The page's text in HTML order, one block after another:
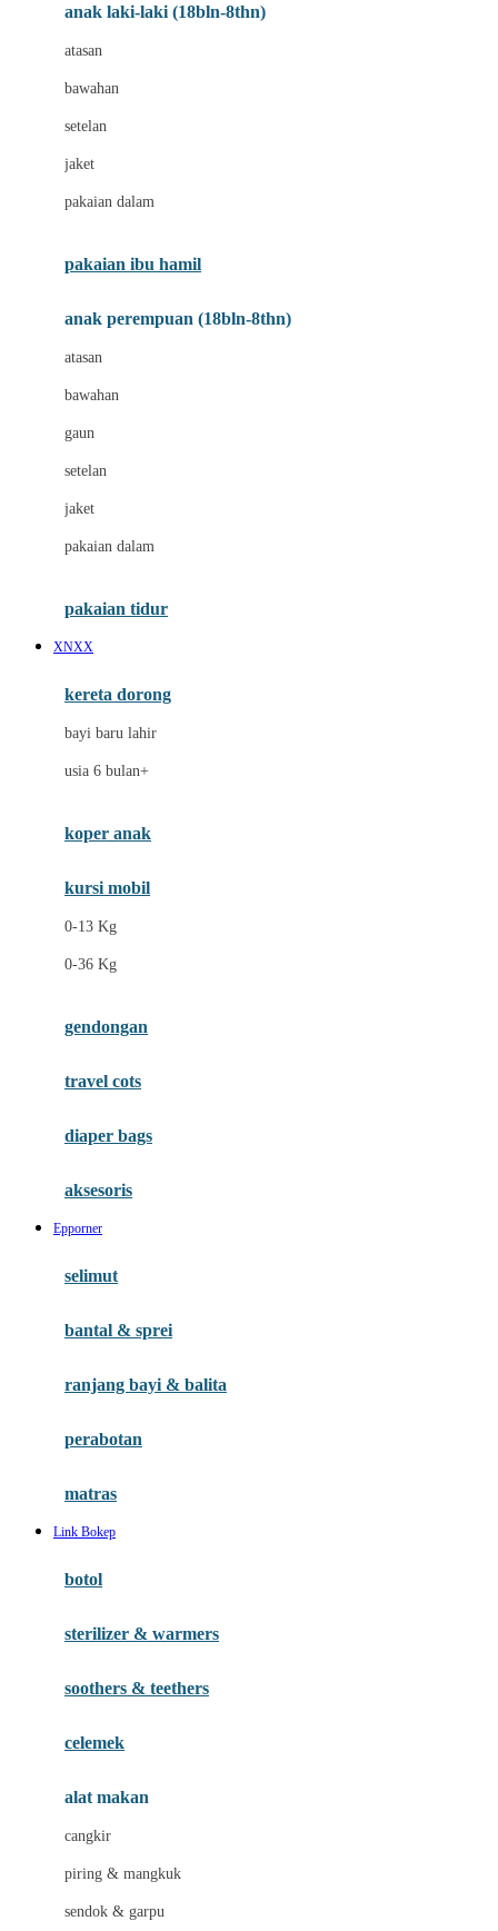
C
Cottonseeds
Crane
Drew
E
ELC
Ergobaby
Ezyroller
F
Felt So Sweet
Fisher Price
Gb
Habbie
Haenim
Hauck
Havaianas
Hybrid
I
Inlacta DHA
Ivenet
anak laki-laki (18bln-8thn)
atasan
bawahan
setelan
jaket
pakaian dalam
pakaian ibu hamil
anak perempuan (18bln-8thn)
atasan
bawahan
gaun
setelan
jaket
pakaian dalam
pakaian tidur
XNXX
kereta dorong
bayi baru lahir
usia 6 bulan+
koper anak
kursi mobil
0-13 Kg
0-36 Kg
gendongan
travel cots
diaper bags
aksesoris
Epporner
selimut
bantal & sprei
ranjang bayi & balita
perabotan
matras
Link Bokep
botol
sterilizer & warmers
soothers & teethers
celemek
alat makan
cangkir
piring & mangkuk
sendok & garpu